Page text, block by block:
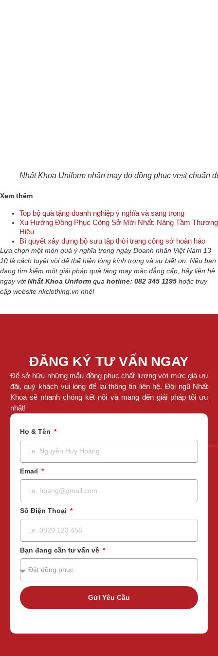
Nhất Khoa Uniform nhận may đo đồng phục vest chuẩn
Xem thêm:
Top bộ quà tặng doanh nghiệp ý nghĩa và sang trọng
Xu Hướng Đồng Phục Công Sở Mới Nhất: Nâng Tầm Thương
Hiệu
Bí quyết xây dựng bộ sưu tập thời trang công sở hoàn hảo
Lựa chọn một món quà ý nghĩa trong ngày Doanh nhân Việt Nam 13
10 là cách tuyệt vời để thể hiện lòng kính trọng và sự biết ơn. Nếu bạn
đang tìm kiếm một giải pháp quà tặng may mặc đẳng cấp, hãy liên hệ
ngay vớiNhất Khoa Uniform qua hotline: 082 345 1195 hoặc truy
cập website nkclothing.vn nhé!
ĐĂNG KÝ TƯ VẤN NGAY
Để sở hữu những mẫu đồng phục chất lượng với mức giá ưu
đãi, quý khách vui lòng để lại thông tin liên hệ. Đội ngũ Nhất
Khoa sẽ nhanh chóng kết nối và mang đến giải pháp tối ưu
nhất!
Họ & Tên
Email
Số Điện Thoại
Bạn đang cần tư vấn về
Gửi Yêu Cầu